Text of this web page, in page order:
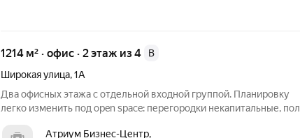
1214 м² · офис · 2 этаж из 4
B
Широкая улица,1А
Два офисных этажа с отдельной входной группой. Планировку
легко изменить под open space: перегородки некапитальные, пол
Атриум Бизнес-Центр,